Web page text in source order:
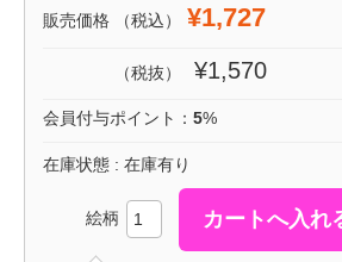
販売価格 （税込） ¥1,727
（税抜） ¥1,570
会員付与ポイント： 5%
在庫状態 : 在庫有り
絵柄